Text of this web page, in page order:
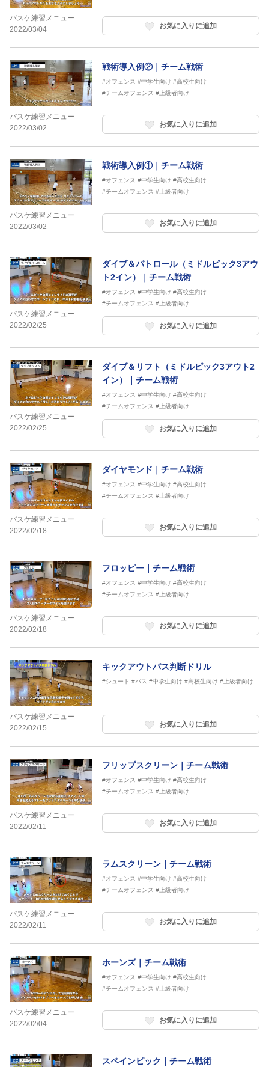
バスケ練習メニュー
2022/03/04
お気に入りに追加
バスケ練習メニュー
2022/03/02
戦術導入例②｜チーム戦術
#オフェンス #中学生向け #高校生向け
#チームオフェンス #上級者向け
お気に入りに追加
バスケ練習メニュー
2022/03/02
戦術導入例①｜チーム戦術
#オフェンス #中学生向け #高校生向け
#チームオフェンス #上級者向け
お気に入りに追加
バスケ練習メニュー
2022/02/25
ダイブ＆パトロール（ミドルピック3アウ
ト2イン）｜チーム戦術
#オフェンス #中学生向け #高校生向け
#チームオフェンス #上級者向け
お気に入りに追加
バスケ練習メニュー
2022/02/25
ダイブ＆リフト（ミドルピック3アウト2
イン）｜チーム戦術
#オフェンス #中学生向け #高校生向け
#チームオフェンス #上級者向け
お気に入りに追加
バスケ練習メニュー
2022/02/18
ダイヤモンド｜チーム戦術
#オフェンス #中学生向け #高校生向け
#チームオフェンス #上級者向け
お気に入りに追加
バスケ練習メニュー
2022/02/18
フロッピー｜チーム戦術
#オフェンス #中学生向け #高校生向け
#チームオフェンス #上級者向け
お気に入りに追加
バスケ練習メニュー
2022/02/15
キックアウトパス判断ドリル
#シュート #パス #中学生向け #高校生向け #上級者向け
お気に入りに追加
バスケ練習メニュー
2022/02/11
フリップスクリーン｜チーム戦術
#オフェンス #中学生向け #高校生向け
#チームオフェンス #上級者向け
お気に入りに追加
バスケ練習メニュー
2022/02/11
ラムスクリーン｜チーム戦術
#オフェンス #中学生向け #高校生向け
#チームオフェンス #上級者向け
お気に入りに追加
バスケ練習メニュー
2022/02/04
ホーンズ｜チーム戦術
#オフェンス #中学生向け #高校生向け
#チームオフェンス #上級者向け
お気に入りに追加
スペインピック｜チーム戦術